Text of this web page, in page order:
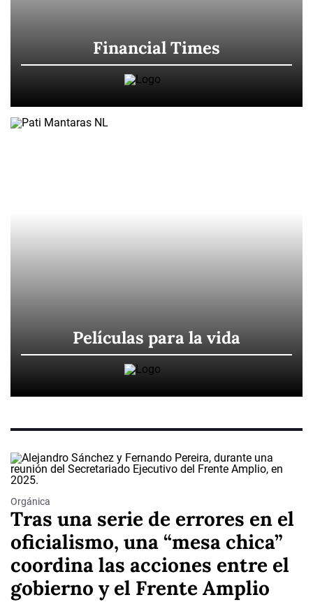
Financial Times
Películas para la vida
Orgánica
Tras una serie de errores en el
oficialismo, una “mesa chica”
coordina las acciones entre el
gobierno y el Frente Amplio